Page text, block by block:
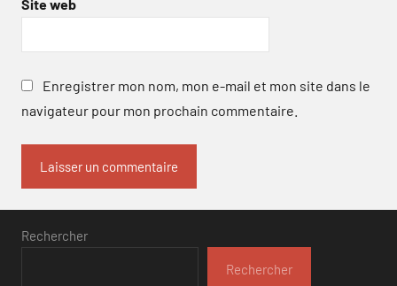
Site web
Enregistrer mon nom, mon e-mail et mon site dans le
navigateur pour mon prochain commentaire.
Rechercher
Rechercher